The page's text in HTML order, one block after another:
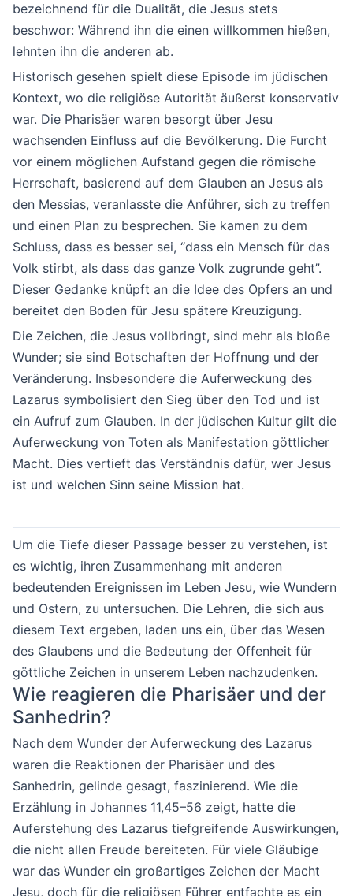
bezeichnend für die Dualität, die Jesus stets
beschwor: Während ihn die einen willkommen hießen,
lehnten ihn die anderen ab.
Historisch gesehen spielt diese Episode im jüdischen
Kontext, wo die religiöse Autorität äußerst konservativ
war. Die Pharisäer waren besorgt über Jesu
wachsenden Einfluss auf die Bevölkerung. Die Furcht
vor einem möglichen Aufstand gegen die römische
Herrschaft, basierend auf dem Glauben an Jesus als
den Messias, veranlasste die Anführer, sich zu treffen
und einen Plan zu besprechen. Sie kamen zu dem
Schluss, dass es besser sei, “dass ein Mensch für das
Volk stirbt, als dass das ganze Volk zugrunde geht”.
Dieser Gedanke knüpft an die Idee des Opfers an und
bereitet den Boden für Jesu spätere Kreuzigung.
Die Zeichen, die Jesus vollbringt, sind mehr als bloße
Wunder; sie sind Botschaften der Hoffnung und der
Veränderung. Insbesondere die Auferweckung des
Lazarus symbolisiert den Sieg über den Tod und ist
ein Aufruf zum Glauben. In der jüdischen Kultur gilt die
Auferweckung von Toten als Manifestation göttlicher
Macht. Dies vertieft das Verständnis dafür, wer Jesus
ist und welchen Sinn seine Mission hat.
Um die Tiefe dieser Passage besser zu verstehen, ist
es wichtig, ihren Zusammenhang mit anderen
bedeutenden Ereignissen im Leben Jesu, wie Wundern
und Ostern, zu untersuchen. Die Lehren, die sich aus
diesem Text ergeben, laden uns ein, über das Wesen
des Glaubens und die Bedeutung der Offenheit für
göttliche Zeichen in unserem Leben nachzudenken.
Wie reagieren die Pharisäer und der
Sanhedrin?
Nach dem Wunder der Auferweckung des Lazarus
waren die Reaktionen der Pharisäer und des
Sanhedrin, gelinde gesagt, faszinierend. Wie die
Erzählung in Johannes 11,45–56 zeigt, hatte die
Auferstehung des Lazarus tiefgreifende Auswirkungen,
die nicht allen Freude bereiteten. Für viele Gläubige
war das Wunder ein großartiges Zeichen der Macht
Jesu, doch für die religiösen Führer entfachte es ein